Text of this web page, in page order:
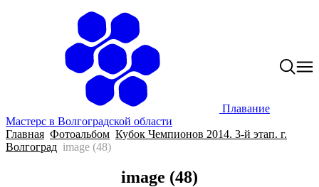
Плавание
Мастерс в Волгоградской области
Главная Фотоальбом Кубок Чемпионов 2014. 3-й этап. г.
Волгоград image (48)
image (48)